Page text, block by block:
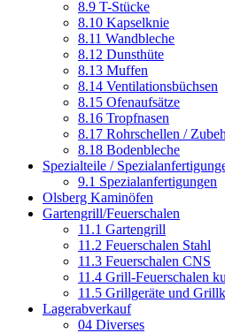
8.9 T-Stücke
8.10 Kapselknie
8.11 Wandbleche
8.12 Dunsthüte
8.13 Muffen
8.14 Ventilationsbüchsen
8.15 Ofenaufsätze
8.16 Tropfnasen
8.17 Rohrschellen /
8.18 Bodenbleche
Spezialteile /
9.1 Spezialanfertigungen
Olsberg Kaminöfen
Gartengrill/Feuerschalen
11.1 Gartengrill
11.2 Feuerschalen Stahl
11.3 Feuerschalen CNS
11.4 Grill-Feuerschalen
11.5 Grillgeräte und
Lagerabverkauf
04 Diverses